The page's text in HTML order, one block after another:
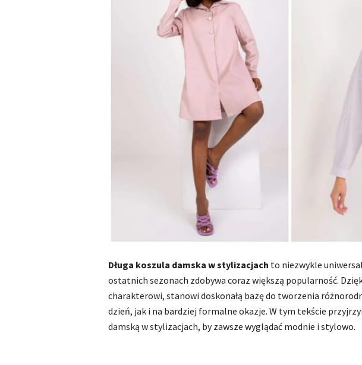
Długa koszula damska w stylizacjach to niezwykle
ostatnich sezonach zdobywa coraz większą popularność.
charakterowi, stanowi doskonałą bazę do tworzenia
dzień, jak i na bardziej formalne okazje. W tym tekście
damską w stylizacjach, by zawsze wyglądać modnie i stylowo.